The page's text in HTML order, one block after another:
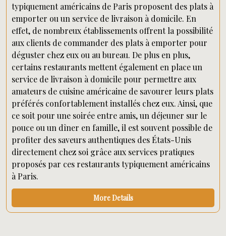
typiquement américains de Paris proposent des plats à
emporter ou un service de livraison à domicile. En
effet, de nombreux établissements offrent la possibilité
aux clients de commander des plats à emporter pour
déguster chez eux ou au bureau. De plus en plus,
certains restaurants mettent également en place un
service de livraison à domicile pour permettre aux
amateurs de cuisine américaine de savourer leurs plats
préférés confortablement installés chez eux. Ainsi, que
ce soit pour une soirée entre amis, un déjeuner sur le
pouce ou un dîner en famille, il est souvent possible de
profiter des saveurs authentiques des États-Unis
directement chez soi grâce aux services pratiques
proposés par ces restaurants typiquement américains
à Paris.
More Details